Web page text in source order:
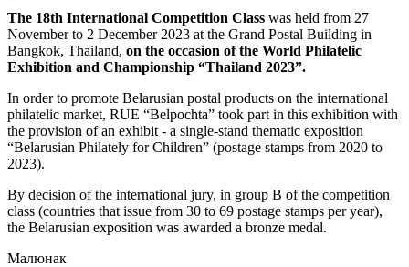
The 18th International Competition Class was held from 27
November to 2 December 2023 at the Grand Postal Building in
Bangkok, Thailand, on the occasion of the World Philatelic
Exhibition and Championship “Thailand 2023”.
In order to promote Belarusian postal products on the international
philatelic market, RUE “Belpochta” took part in this exhibition with
the provision of an exhibit - a single-stand thematic exposition
“Belarusian Philately for Children” (postage stamps from 2020 to
2023).
By decision of the international jury, in group B of the competition
class (countries that issue from 30 to 69 postage stamps per year),
the Belarusian exposition was awarded a bronze medal.
Малюнак